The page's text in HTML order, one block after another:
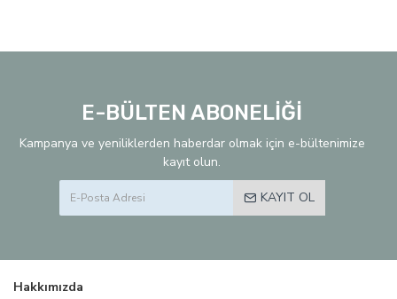
E-BÜLTEN ABONELİĞİ
Kampanya ve yeniliklerden haberdar olmak için e-bültenimize
kayıt olun.
KAYIT OL
Hakkımızda